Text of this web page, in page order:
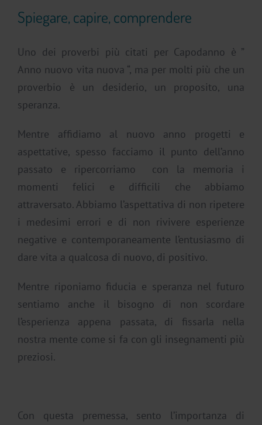
Spiegare, capire, comprendere
Uno dei proverbi più citati per Capodanno è ”
Anno nuovo vita nuova “, ma per molti più che un
proverbio è un desiderio, un proposito, una
speranza.
Mentre affidiamo al nuovo anno progetti e
aspettative, spesso facciamo il punto dell’anno
passato e ripercorriamo con la memoria i
momenti felici e difficili che abbiamo
attraversato. Abbiamo l’aspettativa di non ripetere
i medesimi errori e di non rivivere esperienze
negative e contemporaneamente l’entusiasmo di
dare vita a qualcosa di nuovo, di positivo.
Mentre riponiamo fiducia e speranza nel futuro
sentiamo anche il bisogno di non scordare
l’esperienza appena passata, di fissarla nella
nostra mente come si fa con gli insegnamenti più
preziosi.
Con questa premessa, sento l’importanza di